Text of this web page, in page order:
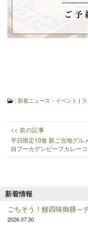
: 新着ニュース・イベント |
投
稿
ナ
シ
ョ
ン
<< 前の記事
Previous
post:
平日限定10食 新ご当地グル
自フーカデンビーフカレー
新着情報
ごちそう！鯵四味御膳～
2026.07.30